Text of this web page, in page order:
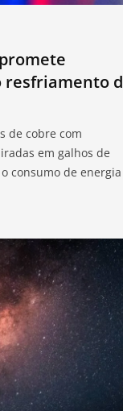
resfriamento
de cobre com
em galhos de
consumo de